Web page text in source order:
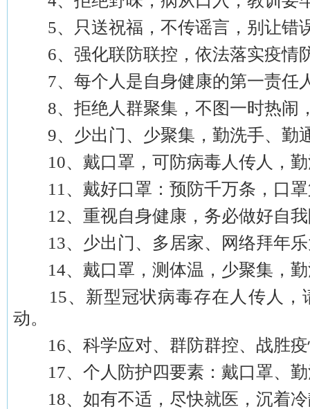
5、只送祝福，不传谣言，别让错
6、强化联防联控，依法落实疫情
7、每个人是自身健康的第一责任
8、拒绝人群聚集，不图一时热闹
9、少出门、少聚集，勤洗手、勤
10、戴口罩，可防病毒人传人，勤
11、戴好口罩：预防千万条，口罩
12、重视自身健康，务必做好自我
13、少出门、多居家、网络拜年乐
14、戴口罩，测体温，少聚集，勤
15、新型冠状病毒存在人传人，
动。
16、科学应对、群防群控、战胜疫
17、个人防护四要素：戴口罩、勤
18、如有不适，尽快就医，沉着冷